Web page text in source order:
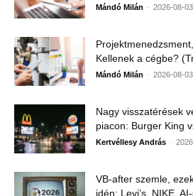
Mándó Milán - 2026-08-03
Kellenek a cégbe?
Mándó Milán - 2026-08-03
Nagy visszatérések
piacon: Burger King
Kertvéllesy András -
VB-after szemle,
idén: Levi’s, NIKE,